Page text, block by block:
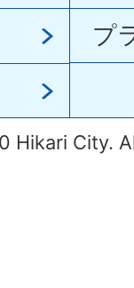
プ
Hikari City.